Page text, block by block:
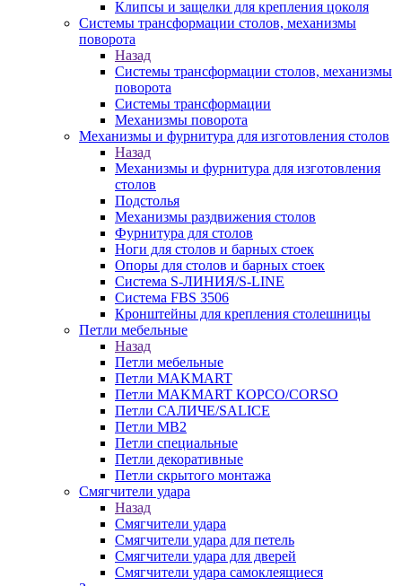
Клипсы и защелки для крепления цоколя
Системы трансформации столов, механизмы
поворота
Назад
Системы трансформации столов, механизмы
поворота
Системы трансформации
Механизмы поворота
Механизмы и фурнитура для изготовления столов
Назад
Механизмы и фурнитура для изготовления
столов
Подстолья
Механизмы раздвижения столов
Фурнитура для столов
Ноги для столов и барных стоек
Опоры для столов и барных стоек
Система S-ЛИНИЯ/S-LINE
Система FBS 3506
Кронштейны для крепления столешницы
Петли мебельные
Назад
Петли мебельные
Петли MAKMART
Петли MAKMART КОРСО/CORSO
Петли САЛИЧЕ/SALICE
Петли MB2
Петли специальные
Петли декоративные
Петли скрытого монтажа
Смягчители удара
Назад
Смягчители удара
Смягчители удара для петель
Смягчители удара для дверей
Cмягчители удара самоклеящиеся